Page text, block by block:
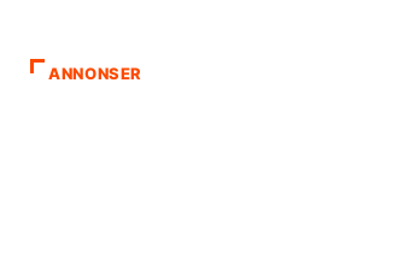
ANNONSER